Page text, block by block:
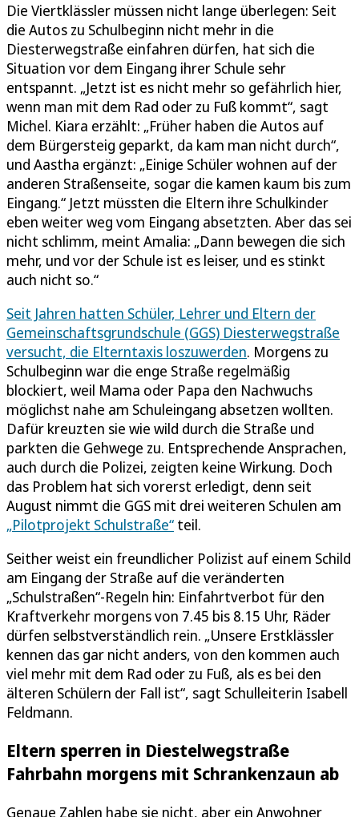
Die Viertklässler müssen nicht lange überlegen: Seit
die Autos zu Schulbeginn nicht mehr in die
Diesterwegstraße einfahren dürfen, hat sich die
Situation vor dem Eingang ihrer Schule sehr
entspannt. „Jetzt ist es nicht mehr so gefährlich hier,
wenn man mit dem Rad oder zu Fuß kommt“, sagt
Michel. Kiara erzählt: „Früher haben die Autos auf
dem Bürgersteig geparkt, da kam man nicht durch“,
und Aastha ergänzt: „Einige Schüler wohnen auf der
anderen Straßenseite, sogar die kamen kaum bis zum
Eingang.“ Jetzt müssten die Eltern ihre Schulkinder
eben weiter weg vom Eingang absetzten. Aber das sei
nicht schlimm, meint Amalia: „Dann bewegen die sich
mehr, und vor der Schule ist es leiser, und es stinkt
auch nicht so.“
Seit Jahren hatten Schüler, Lehrer und Eltern der
Gemeinschaftsgrundschule (GGS) Diesterwegstraße
versucht, die Elterntaxis loszuwerden. Morgens zu
Schulbeginn war die enge Straße regelmäßig
blockiert, weil Mama oder Papa den Nachwuchs
möglichst nahe am Schuleingang absetzen wollten.
Dafür kreuzten sie wie wild durch die Straße und
parkten die Gehwege zu. Entsprechende Ansprachen,
auch durch die Polizei, zeigten keine Wirkung. Doch
das Problem hat sich vorerst erledigt, denn seit
August nimmt die GGS mit drei weiteren Schulen am
„Pilotprojekt Schulstraße“ teil.
Seither weist ein freundlicher Polizist auf einem Schild
am Eingang der Straße auf die veränderten
„Schulstraßen“-Regeln hin: Einfahrtverbot für den
Kraftverkehr morgens von 7.45 bis 8.15 Uhr, Räder
dürfen selbstverständlich rein. „Unsere Erstklässler
kennen das gar nicht anders, von den kommen auch
viel mehr mit dem Rad oder zu Fuß, als es bei den
älteren Schülern der Fall ist“, sagt Schulleiterin Isabell
Feldmann.
Eltern sperren in Diestelwegstraße
Fahrbahn morgens mit Schrankenzaun ab
Genaue Zahlen habe sie nicht, aber ein Anwohner